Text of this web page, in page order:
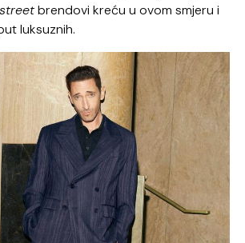
brendovi kreću u ovom smjeru i
luksuznih.